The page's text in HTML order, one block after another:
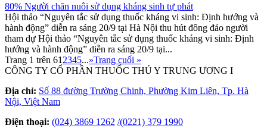
80% Người chăn nuôi sử dụng kháng sinh tự phát
Hội thảo “Nguyên tắc sử dụng thuốc kháng vi sinh: Định hướng và
hành động” diễn ra sáng 20/9 tại Hà Nội thu hút đông đảo người
tham dự Hội thảo “Nguyên tắc sử dụng thuốc kháng vi sinh: Định
hướng và hành động” diễn ra sáng 20/9 tại...
Trang 1 trên 61 2345...»Trang cuối »
CÔNG TY CỔ PHẦN THUỐC THÚ Y TRUNG ƯƠNG I
Địa chỉ: Số 88 đường Trường Chinh, Phường Kim Liên, Tp. Hà
Nội, Việt Nam
Điện thoại: (024) 3869 1262 /(0221) 379 1990